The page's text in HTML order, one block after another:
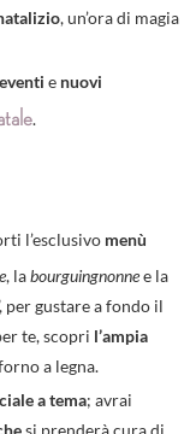
, un’ora di magia
eventi e nuovi
l’esclusivo menù
, labourguingnonnee la
per gustare a fondo il
te, scopri l’ampia
a legna.
a tema; avrai
si prenderà cura di